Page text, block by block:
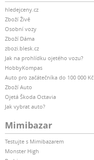
hledejceny.cz
Zboží Živě
Osobní vozy
Zboží Dáma
zbozi.blesk.cz
Jak na prohlídku ojetého vozu?
HobbyKompas
Auto pro začátečníka do 100 000 Kč
Zboží Auto
Ojetá Škoda Octavia
Jak vybrat auto?
Mimibazar
Testujte s Mimibazarem
Monster High